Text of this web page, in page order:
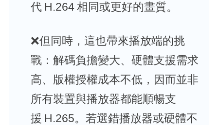
代 H.264 相同或更好的畫質。
❌但同時，這也帶來播放端的挑
戰：解碼負擔變大、硬體支援需求
高、版權授權成本不低，因而並非
所有裝置與播放器都能順暢支
援 H.265。若選錯播放器或硬體不